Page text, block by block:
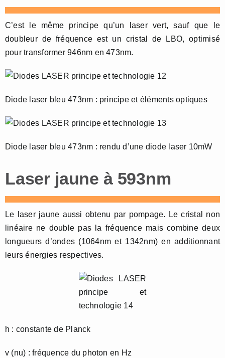
C’est le même principe qu’un laser vert, sauf que le
doubleur de fréquence est un cristal de LBO, optimisé
pour transformer 946nm en 473nm.
Diode laser bleu 473nm : principe et éléments optiques
Diode laser bleu 473nm : rendu d’une diode laser 10mW
Laser jaune à 593nm
Le laser jaune aussi obtenu par pompage. Le cristal non
linéaire ne double pas la fréquence mais combine deux
longueurs d’ondes (1064nm et 1342nm) en additionnant
leurs énergies respectives.
h : constante de Planck
v (nu) : fréquence du photon en Hz